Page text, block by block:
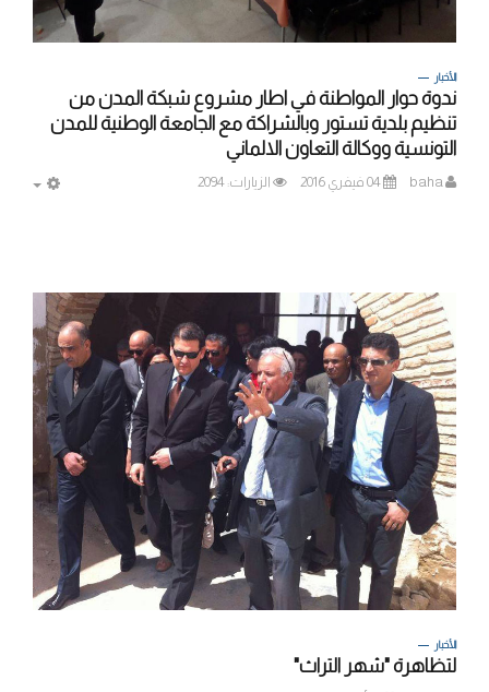
الأخبار
ندوة حوار المواطنة في اطار مشروع شبكة المدن من
تنظيم بلدية تستور وبالشراكة مع الجامعة الوطنية للمدن
التونسية ووكالة التعاون الالماني
baha 04 فيفري 2016 الزيارات: 2094
الأخبار
لتظاهرة "شهر التراث"